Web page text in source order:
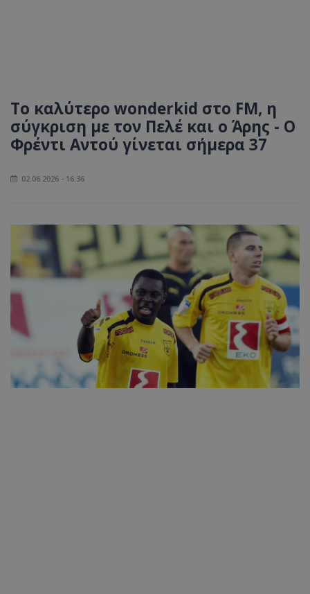
Το καλύτερο wonderkid στο FM, η
σύγκριση με τον Πελέ και ο Άρης - O
Φρέντι Αντού γίνεται σήμερα 37
02.06.2026 - 16:36